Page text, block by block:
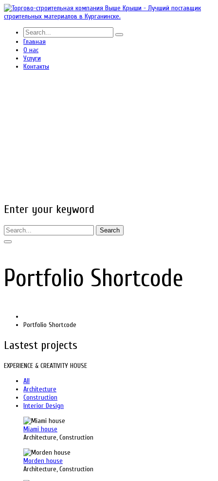
Главная
О нас
Услуги
Контакты
Enter your keyword
Search
Portfolio Shortcode
Portfolio Shortcode
Lastest projects
EXPERIENCE & CREATIVITY HOUSE
All
Architecture
Construction
Interior Design
Miami house
Architecture, Construction
Morden house
Architecture, Construction